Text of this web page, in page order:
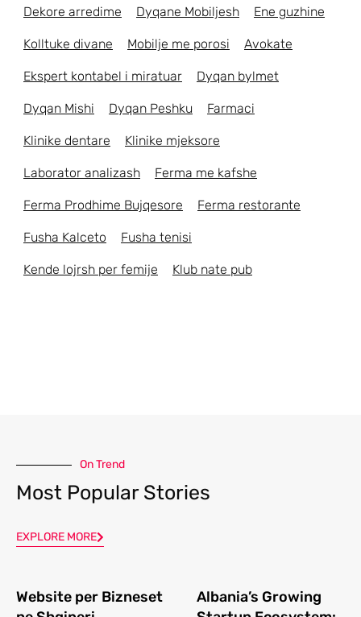
Dekore arredime Dyqane Mobiljesh Ene guzhine
Kolltuke divane Mobilje me porosi Avokate
Ekspert kontabel i miratuar Dyqan bylmet
Dyqan Mishi Dyqan Peshku Farmaci
Klinike dentare Klinike mjeksore
Laborator analizash Ferma me kafshe
Ferma Prodhime Bujqesore Ferma restorante
Fusha Kalceto Fusha tenisi
Kende lojrsh per femije Klub nate pub
On Trend
Most Popular Stories
EXPLORE MORE
Website per Bizneset
Albania’s Growing